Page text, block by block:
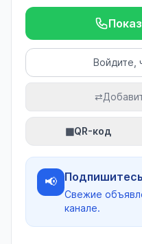
Войдите,
⇄
▦QR-код
📢
Свежие
канале.